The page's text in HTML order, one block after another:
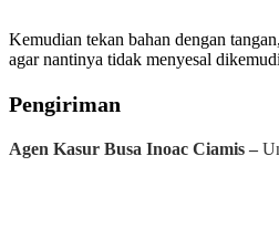
Kemudian tekan bahan dengan
agar nantinya tidak menyesal
Pengiriman
Agen Kasur Busa Inoac Ciamis –